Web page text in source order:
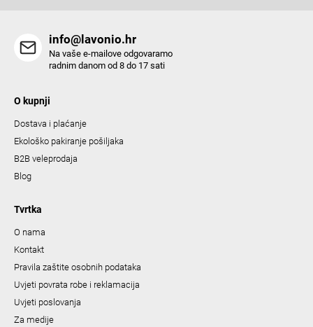
info@lavonio.hr
Na vaše e-mailove odgovaramo
radnim danom od 8 do 17 sati
O kupnji
Dostava i plaćanje
Ekološko pakiranje pošiljaka
B2B veleprodaja
Blog
Tvrtka
O nama
Kontakt
Pravila zaštite osobnih podataka
Uvjeti povrata robe i reklamacija
Uvjeti poslovanja
Za medije